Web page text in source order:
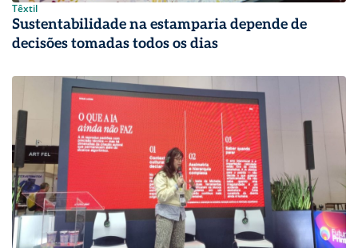
Têxtil
Sustentabilidade na estamparia depende de
decisões tomadas todos os dias